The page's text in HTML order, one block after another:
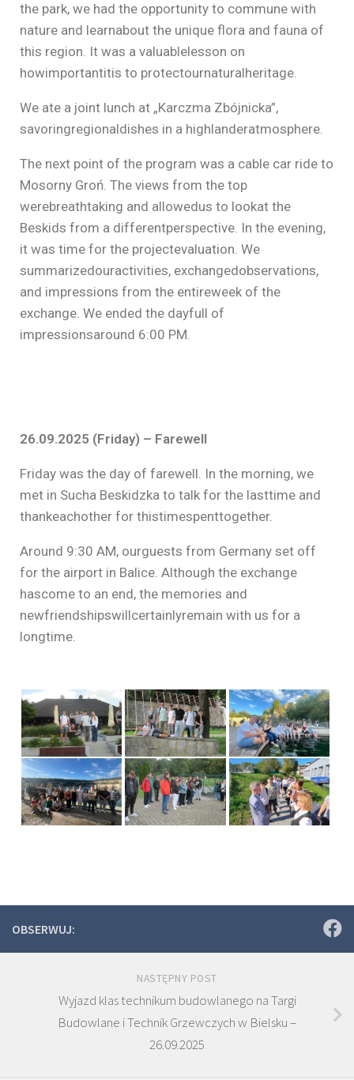
the park, we had the opportunity to commune with
nature and learnabout the unique flora and fauna of
this region. It was a valuablelesson on
howimportantitis to protectournaturalheritage.
We ate a joint lunch at „Karczma Zbójnicka”,
savoringregionaldishes in a highlanderatmosphere.
The next point of the program was a cable car ride to
Mosorny Groń. The views from the top
werebreathtaking and allowedus to lookat the
Beskids from a differentperspective. In the evening,
it was time for the projectevaluation. We
summarizedouractivities, exchangedobservations,
and impressions from the entireweek of the
exchange. We ended the dayfull of
impressionsaround 6:00 PM.
26.09.2025 (Friday) – Farewell
Friday was the day of farewell. In the morning, we
met in Sucha Beskidzka to talk for the lasttime and
thankeachother for thistimespenttogether.
Around 9:30 AM, ourguests from Germany set off
for the airport in Balice. Although the exchange
hascome to an end, the memories and
newfriendshipswillcertainlyremain with us for a
longtime.
OBSERWUJ:
NASTĘPNY POST
Wyjazd klas technikum budowlanego na Targi
Budowlane i Technik Grzewczych w Bielsku –
26.09.2025